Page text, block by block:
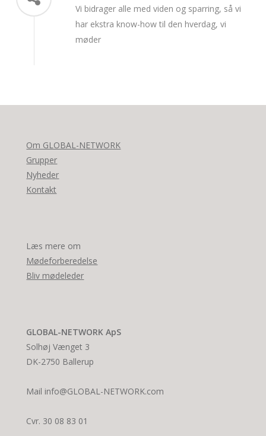
Vi bidrager alle med viden og sparring, så vi
har ekstra know-how til den hverdag, vi
møder
Om GLOBAL-NETWORK
Grupper
Nyheder
Kontakt
Læs mere om
Mødeforberedelse
Bliv mødeleder
GLOBAL-NETWORK ApS
Solhøj Vænget 3
DK-2750 Ballerup
Mail info@GLOBAL-NETWORK.com
Cvr. 30 08 83 01